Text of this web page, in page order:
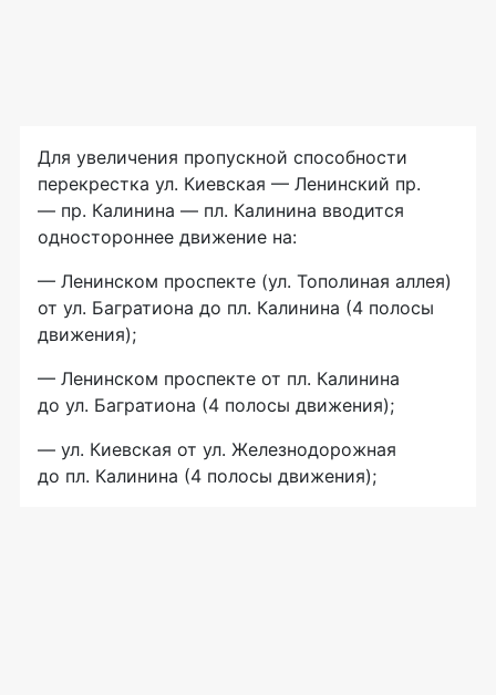
Для увеличения пропускной способности
перекрестка ул. Киевская — Ленинский пр.
— пр. Калинина — пл. Калинина вводится
одностороннее движение на:
— Ленинском проспекте (ул. Тополиная аллея)
от ул. Багратиона до пл. Калинина (4 полосы
движения);
— Ленинском проспекте от пл. Калинина
до ул. Багратиона (4 полосы движения);
— ул. Киевская от ул. Железнодорожная
до пл. Калинина (4 полосы движения);